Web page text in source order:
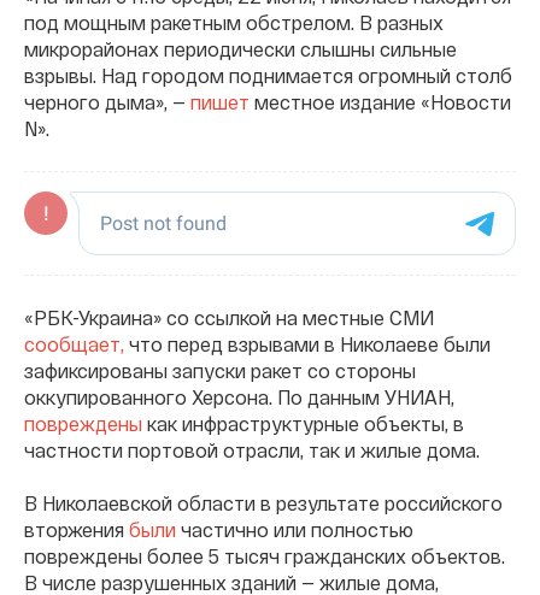
под мощным ракетным обстрелом. В разных
микрорайонах периодически слышны сильные
взрывы. Над городом поднимается огромный столб
черного дыма», — пишет местное издание «Новости
N».
«РБК-Украина» со ссылкой на местные СМИ
сообщает, что перед взрывами в Николаеве были
зафиксированы запуски ракет со стороны
оккупированного Херсона. По данным УНИАН,
повреждены как инфраструктурные объекты, в
частности портовой отрасли, так и жилые дома.
В Николаевской области в результате российского
вторжения были частично или полностью
повреждены более 5 тысяч гражданских объектов.
В числе разрушенных зданий — жилые дома,